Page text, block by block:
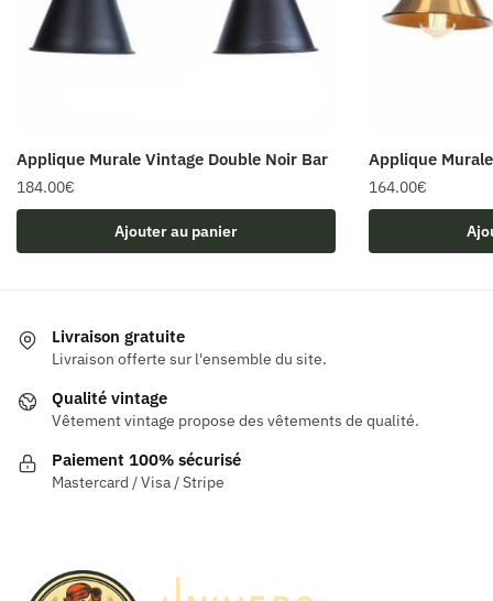
Applique Murale Vintage Double Noir Bar
184.00€
Ajouter au panier
Applique
164.00€
Livraison gratuite
Livraison offerte sur l'ensemble du site.
Qualité vintage
Vêtement vintage propose des vêtements de qualité.
Paiement 100% sécurisé
Mastercard / Visa / Stripe